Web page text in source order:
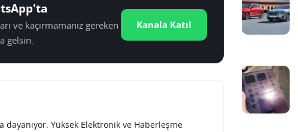
ve kaçırmamanız gereken
gelsin.
Kanala Katıl
dayanıyor. Yüksek Elektronik ve Haberleşme